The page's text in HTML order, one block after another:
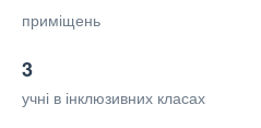
приміщень
3
учні в інклюзивних класах